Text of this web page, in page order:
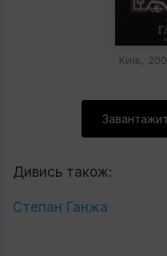
Київ,
Дивись також:
Степан Ганжа